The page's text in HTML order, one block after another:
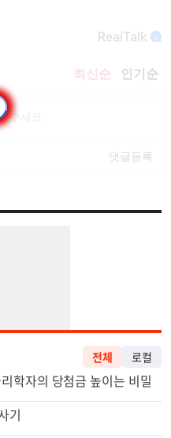
전체 로컬
학자의 당첨금 높이는 비밀
기